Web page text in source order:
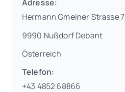
Adresse:
Hermann Gmeiner Strasse 7
9990 Nußdorf Debant
Österreich
Telefon:
+43 4852 68866